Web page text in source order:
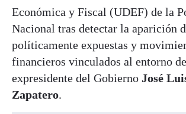
Económica y Fiscal (UDEF) de la
Nacional tras detectar la aparición
políticamente expuestas y
financieros vinculados al entorno
expresidente del Gobierno José
Zapatero.